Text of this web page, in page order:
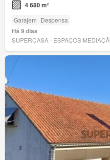
4 680 m²
Garajem Despensa
Há 9 dias
SUPERCASA - ESPAÇOS